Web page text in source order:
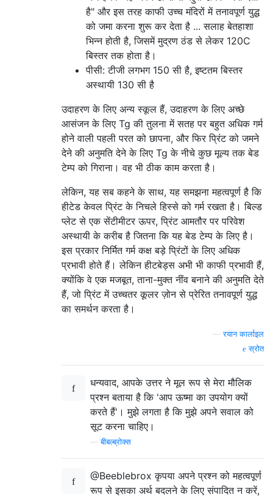
है" और इस तरह काफी उच्च मंदिरों में तनावपूर्ण युद्ध
को जमा करना शुरू कर देता है ... सलाह बेतहाशा
भिन्न होती है, जिसमें मुद्रण ठंड से लेकर 120C
बिस्तर तक होता है।
पीसी: टीजी लगभग 150 सी है, इष्टतम बिस्तर
अस्थायी 130 सी है
उदाहरण के लिए अन्य स्कूल हैं, उदाहरण के लिए अच्छे
आसंजन के लिए Tg की तुलना में सतह पर बहुत अधिक गर्म
होने वाली पहली परत को छापना, और फिर प्रिंट को जमने
देने की अनुमति देने के लिए Tg के नीचे कुछ मूल्य तक बेड
टेम्प को गिराना। वह भी ठीक काम करता है।
लेकिन, यह सब कहने के साथ, यह समझना महत्वपूर्ण है कि
हीटेड केवल प्रिंट के निचले हिस्से को गर्म रखता है। बिल्ड
प्लेट से एक सेंटीमीटर ऊपर, प्रिंट आमतौर पर परिवेश
अस्थायी के करीब है जितना कि यह बेड टेम्प के लिए है।
इस प्रकार निर्मित गर्म कक्ष बड़े प्रिंटों के लिए अधिक
प्रभावी होते हैं। लेकिन हीटबेड्स अभी भी काफी प्रभावी हैं,
क्योंकि वे एक मजबूत, ताना-मुक्त नींव बनाने की अनुमति देते
हैं, जो प्रिंट में उच्चतर कूलर ज़ोन से प्रेरित तनावपूर्ण युद्ध
का समर्थन करता है।
—रयान कार्लाइल
स्रोत
धन्यवाद, आपके उत्तर ने मूल रूप से मेरा मौलिक
प्रश्न बताया है कि 'आप ऊष्मा का उपयोग क्यों
करते हैं'। मुझे लगता है कि मुझे अपने सवाल को
सूट करना चाहिए।
—बीबल्ब्रोक्स
@Beeblebrox कृपया अपने प्रश्न को महत्वपूर्ण
रूप से इसका अर्थ बदलने के लिए संपादित न करें,